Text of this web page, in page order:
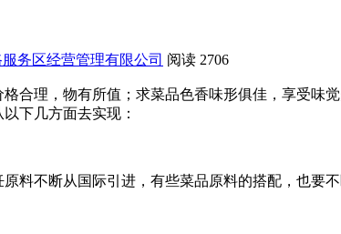
务区经营管理有限公司 阅读 2706
合理，物有所值；求菜品色香味形俱佳，享受味
下几方面去实现：
不断从国际引进，有些菜品原料的搭配，也要不